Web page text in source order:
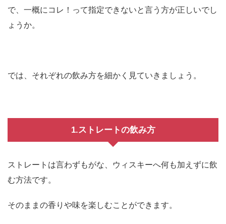
で、一概にコレ！って指定できないと言う方が正しいでし
ょうか。
では、それぞれの飲み方を細かく見ていきましょう。
1.ストレートの飲み方
ストレートは言わずもがな、ウィスキーへ何も加えずに飲
む方法です。
そのままの香りや味を楽しむことができます。